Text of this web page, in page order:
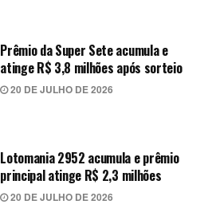
Prêmio da Super Sete acumula e
atinge R$ 3,8 milhões após sorteio
20 DE JULHO DE 2026
Lotomania 2952 acumula e prêmio
principal atinge R$ 2,3 milhões
20 DE JULHO DE 2026